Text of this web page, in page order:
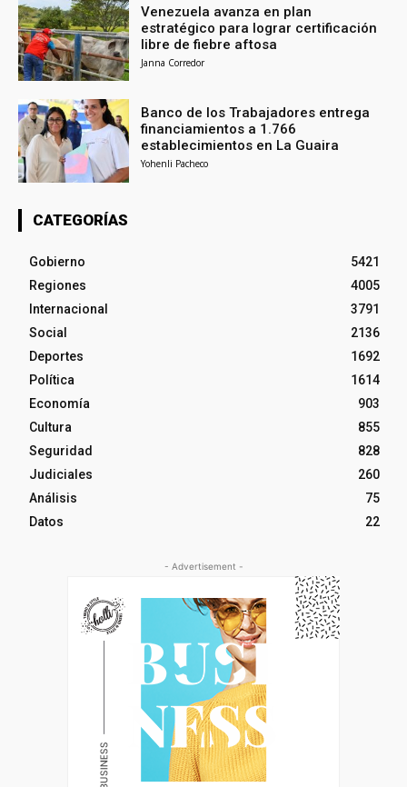
Venezuela avanza en plan
estratégico para lograr certificación
libre de fiebre aftosa
Janna Corredor
Banco de los Trabajadores entrega
financiamientos a 1.766
establecimientos en La Guaira
Yohenli Pacheco
CATEGORÍAS
Gobierno
5421
Regiones
4005
Internacional
3791
Social
2136
Deportes
1692
Política
1614
Economía
903
Cultura
855
Seguridad
828
Judiciales
260
Análisis
75
Datos
22
- Advertisement -